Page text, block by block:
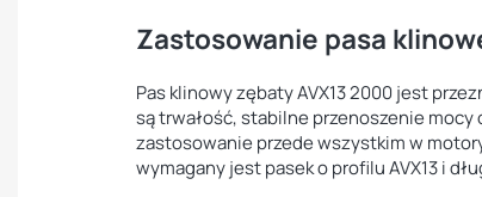
Zastosowanie pasa
Pas klinowy zębaty AVX13 2000 jest
są trwałość, stabilne przenoszenie
zastosowanie przede wszystkim w
wymagany jest pasek o profilu AVX13 i